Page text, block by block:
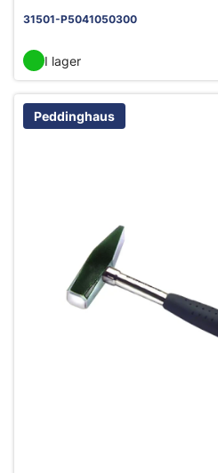
31501-P5041050300
I lager
Peddinghaus